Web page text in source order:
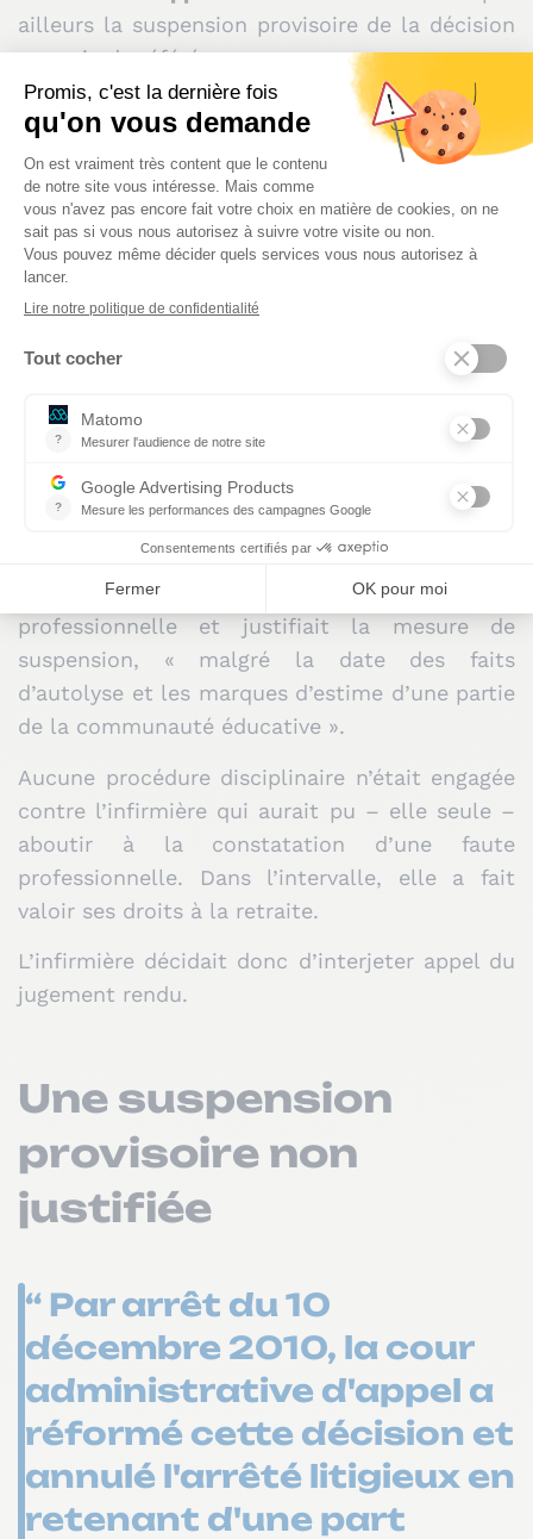
ailleurs la suspension provisoire de la décision
par voie de référé.
Par ordonnance du 25 avril 2006, le président
du tribunal administratif rejette la demande de
suspension de l’arrêté attaqué au motif que la
requérante ne justifierait pas de l’urgence de la
situation, laquelle ne serait pas constituée du
seul fait qu’elle ne pouvait plus exercer son
activité professionnelle, quand bien même elle
n’aurait pas été remplacée dans ses fonctions.
administratif statuant au fond a rejeté la
considérant que l’infirmière, après avoir
l’adolescent, avait voulu gérer seule la
situation, ce qui constituait une faute
professionnelle et justifiait la mesure de
suspension, « malgré la date des faits
d’autolyse et les marques d’estime d’une partie
de la communauté éducative ».
Aucune procédure disciplinaire n’était engagée
contre l’infirmière qui aurait pu – elle seule –
aboutir à la constatation d’une faute
professionnelle. Dans l’intervalle, elle a fait
valoir ses droits à la retraite.
L’infirmière décidait donc d’interjeter appel du
jugement rendu.
Une suspension
provisoire non
justifiée
“ Par arrêt du 10
décembre 2010, la cour
administrative d'appel a
réformé cette décision et
annulé l'arrêté litigieux en
retenant d'une part